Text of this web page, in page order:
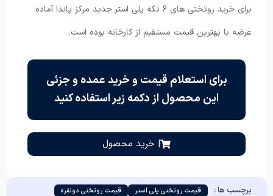
برای خرید روتختی های ۶ تکه پلی استر جدید مرکز پاندا آماده
عرضه با بهترین قیمت مستقیم از کارخانه بوده است.
برای استعلام قیمت و خرید عمده و جزئی
این محصول از دکمه زیر استفاده کنید
| خرید محصول
برچسب ها : قیمت روتختی پلی استر قیمت روتختی دونفره